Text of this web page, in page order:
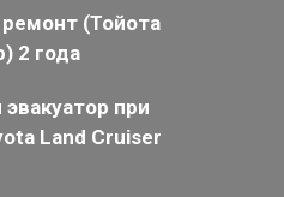
ремонт (Тойота
2 года
при
Land Cruiser